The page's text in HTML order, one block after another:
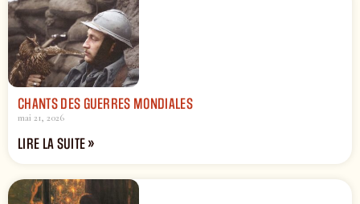
CHANTS DES GUERRES MONDIALES
mai 21, 2026
LIRE LA SUITE »